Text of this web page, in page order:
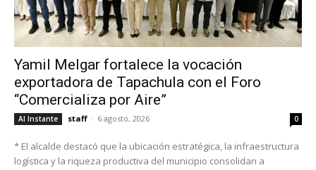
Yamil Melgar fortalece la vocación
exportadora de Tapachula con el Foro
“Comercializa por Aire”
Al Instante staff - 6 agosto, 2026 0
* El alcalde destacó que la ubicación estratégica, la infraestructura
logística y la riqueza productiva del municipio consolidan a